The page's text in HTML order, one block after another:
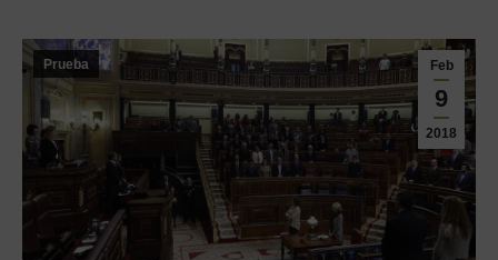
Feb
9
2018
Prueba